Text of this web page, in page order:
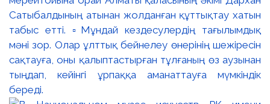
Сатыбалдының атынан жолданған құттықтау хатын
табыс етті. ▫️Мұндай кездесулердің тағылымдық
мәні зор. Олар ұлттық бейнелеу өнерінің шежіресін
сақтауға, оны қалыптастырған тұлғаның өз аузынан
тыңдап, кейінгі ұрпаққа аманаттауға мүмкіндік
береді.